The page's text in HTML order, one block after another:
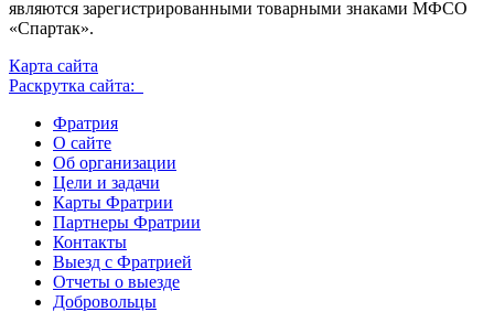
являются зарегистрированными товарными знаками МФСО
«Спартак».
Карта сайта
Раскрутка сайта:
Фратрия
О сайте
Об организации
Цели и задачи
Карты Фратрии
Партнеры Фратрии
Контакты
Выезд с Фратрией
Отчеты о выезде
Добровольцы